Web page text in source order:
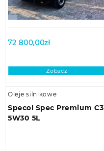
72 800,00zł
Zobacz
Oleje silnikowe
Specol Spec Premium C3
5W30 5L